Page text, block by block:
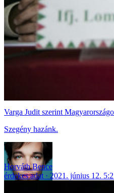
Varga Judit szerint
Szegény hazánk.
Horváth Bence
érdekes adat
2021. június 12.